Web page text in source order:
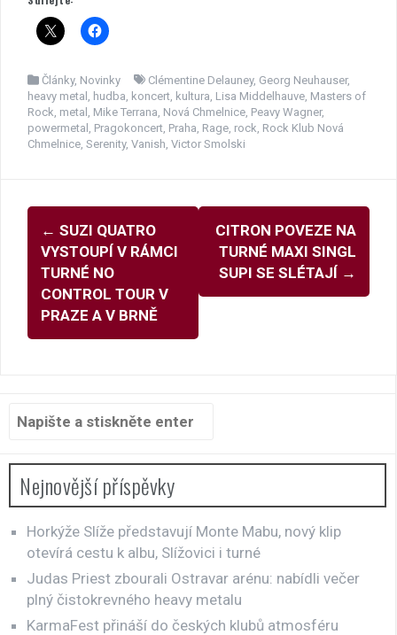
Články, Novinky Clémentine Delauney, Georg Neuhauser,
heavy metal hudba koncert kultura Lisa Middelhauve Masters of
Rock metal Mike Terrana Nová Chmelnice Peavy Wagner,
powermetal Pragokoncert Praha Rage rock Rock Klub Nová
Chmelnice Serenity, Vanish Victor Smolski
Navigace
pro
příspěvky
← SUZI QUATRO
VYSTOUPÍ V RÁMCI
TURNÉ NO
CONTROL TOUR V
PRAZE A V BRNĚ
CITRON POVEZE NA
TURNÉ MAXI SINGL
SUPI SE SLÉTAJÍ →
Hledat:
Nejnovější příspěvky
Horkýže Slíže představují Monte Mabu, nový klip
otevírá cestu k albu, Slížovici i turné
Judas Priest zbourali Ostravar arénu: nabídli večer
plný čistokrevného heavy metalu
KarmaFest přináší do českých klubů atmosféru